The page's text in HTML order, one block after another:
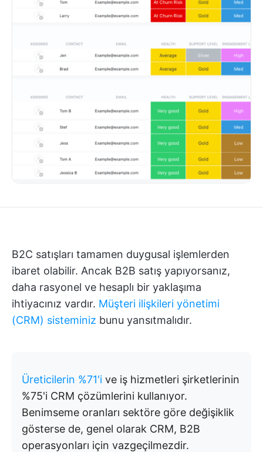
B2C satışları tamamen duygusal işlemlerden
ibaret olabilir. Ancak B2B satış yapıyorsanız,
daha rasyonel ve hesaplı bir yaklaşıma
ihtiyacınız vardır. Müşteri ilişkileri yönetimi
(CRM) sisteminiz bunu yansıtmalıdır.
Üreticilerin %71'i ve iş hizmetleri şirketlerinin
%75'i CRM çözümlerini kullanıyor.
Benimseme oranları sektöre göre değişiklik
gösterse de, genel olarak CRM, B2B
operasyonları için vazgeçilmezdir.